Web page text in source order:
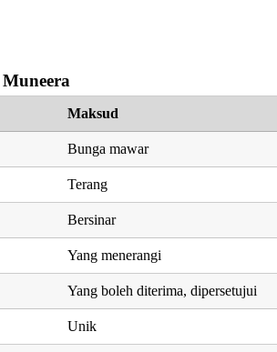
Maksud
Bunga mawar
Terang
Bersinar
Yang menerangi
Yang boleh diterima, dipersetujui
Unik